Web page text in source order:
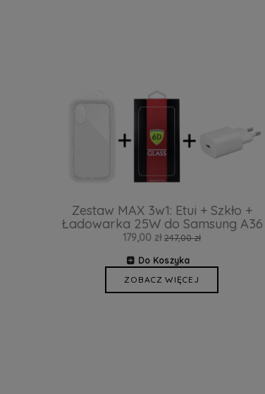
Zestaw MAX 3w1: Etui + Szkło +
Ładowarka 25W do Samsung A36
179,00 zł 247,00 zł
Do Koszyka
ZOBACZ WIĘCEJ